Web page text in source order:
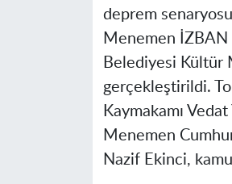
deprem
Menemen İZBAN
Belediyesi Kültür
gerçekleştirildi.
Kaymakamı
Menemen
Nazif Ekinci,